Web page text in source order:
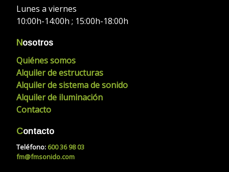
Lunes a viernes
10:00h-14:00h ; 15:00h-18:00h
Nosotros
Quiénes somos
Alquiler de estructuras
Alquiler de sistema de sonido
Alquiler de iluminación
Contacto
Contacto
Teléfono: 600 36 98 03
fm@fmsonido.com